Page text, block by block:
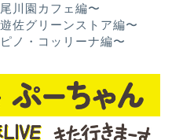
川園カフェ編〜
佐グリーンストア編〜
ノ・コッリーナ編〜